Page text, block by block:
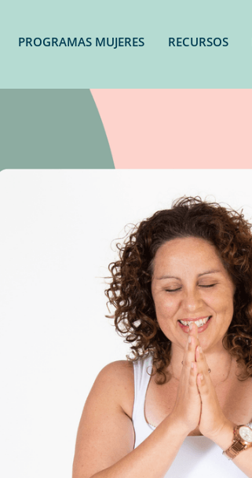
PROGRAMAS MUJERES RECURSOS